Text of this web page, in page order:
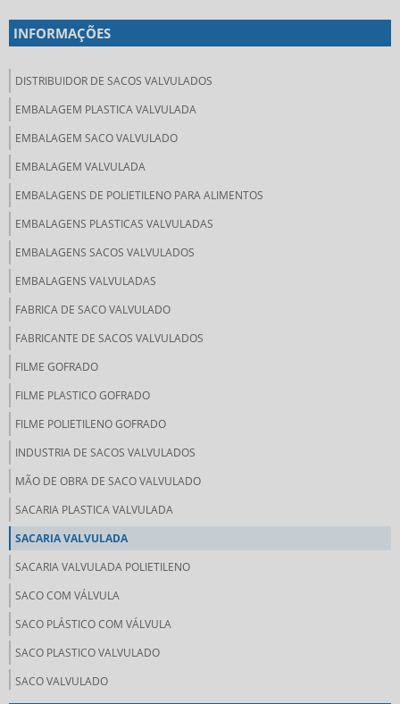
INFORMAÇÕES
DISTRIBUIDOR DE SACOS VALVULADOS
EMBALAGEM PLASTICA VALVULADA
EMBALAGEM SACO VALVULADO
EMBALAGEM VALVULADA
EMBALAGENS DE POLIETILENO PARA ALIMENTOS
EMBALAGENS PLASTICAS VALVULADAS
EMBALAGENS SACOS VALVULADOS
EMBALAGENS VALVULADAS
FABRICA DE SACO VALVULADO
FABRICANTE DE SACOS VALVULADOS
FILME GOFRADO
FILME PLASTICO GOFRADO
FILME POLIETILENO GOFRADO
INDUSTRIA DE SACOS VALVULADOS
MÃO DE OBRA DE SACO VALVULADO
SACARIA PLASTICA VALVULADA
SACARIA VALVULADA
SACARIA VALVULADA POLIETILENO
SACO COM VÁLVULA
SACO PLÁSTICO COM VÁLVULA
SACO PLASTICO VALVULADO
SACO VALVULADO